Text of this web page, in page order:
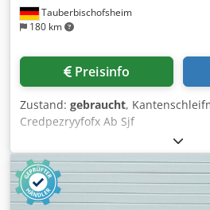
Tauberbischofsheim
180 km
Preisinfo
Zustand: gebraucht,
Credpezryyfofx Ab Sjf